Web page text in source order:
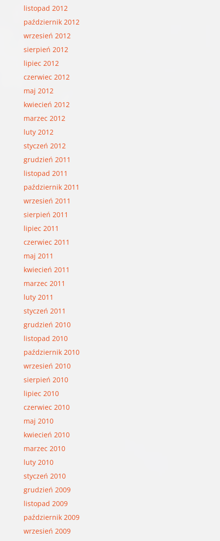
listopad 2012
październik 2012
wrzesień 2012
sierpień 2012
lipiec 2012
czerwiec 2012
maj 2012
kwiecień 2012
marzec 2012
luty 2012
styczeń 2012
grudzień 2011
listopad 2011
październik 2011
wrzesień 2011
sierpień 2011
lipiec 2011
czerwiec 2011
maj 2011
kwiecień 2011
marzec 2011
luty 2011
styczeń 2011
grudzień 2010
listopad 2010
październik 2010
wrzesień 2010
sierpień 2010
lipiec 2010
czerwiec 2010
maj 2010
kwiecień 2010
marzec 2010
luty 2010
styczeń 2010
grudzień 2009
listopad 2009
październik 2009
wrzesień 2009